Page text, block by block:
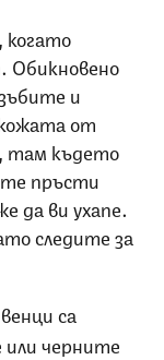
когато
. Обикновено
и
от
там където
пръсти
да ви ухапе.
следите за
са
или черните